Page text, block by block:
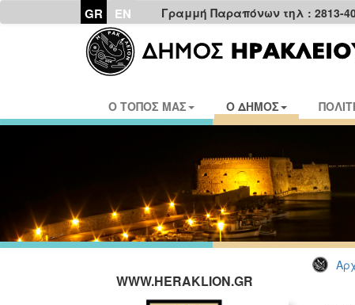
GR EN Γραμμή Παραπόνων τηλ : 2813-
Ο ΤΟΠΟΣ ΜΑΣ Ο ΔΗΜΟΣ
WWW.HERAKLION.GR